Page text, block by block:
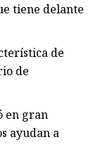
tiene delante
de
de
en gran
ayudan a